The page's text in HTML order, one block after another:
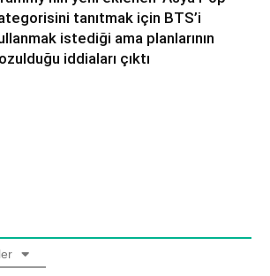
tanıtmak için BTS’i
istediği ama planlarının
iddiaları çıktı